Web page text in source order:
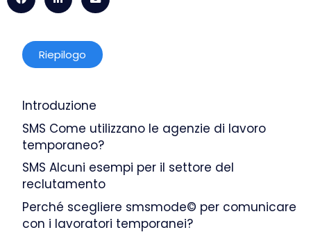
Riepilogo
Introduzione
SMS Come utilizzano le agenzie di lavoro
temporaneo?
SMS Alcuni esempi per il settore del
reclutamento
Conferma della registrazione
Avvisi delle offerte di lavoro